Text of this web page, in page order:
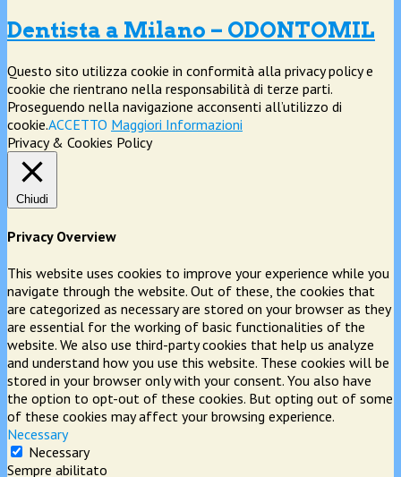
Dentista a Milano – ODONTOMIL
Questo sito utilizza cookie in conformità alla privacy policy e
cookie che rientrano nella responsabilità di terze parti.
Proseguendo nella navigazione acconsenti all’utilizzo di
cookie.ACCETTO Maggiori Informazioni
Privacy & Cookies Policy
Chiudi
Privacy Overview
This website uses cookies to improve your experience while you
navigate through the website. Out of these, the cookies that
are categorized as necessary are stored on your browser as they
are essential for the working of basic functionalities of the
website. We also use third-party cookies that help us analyze
and understand how you use this website. These cookies will be
stored in your browser only with your consent. You also have
the option to opt-out of these cookies. But opting out of some
of these cookies may affect your browsing experience.
Necessary
Necessary
Sempre abilitato